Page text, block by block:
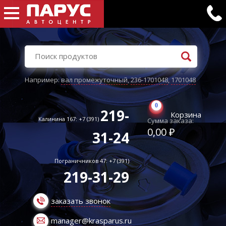
Например:вал промежуточный,236-1701048,1701048
Калинина 167: +7 (391) 219-
31-24
Пограничников 47: +7 (391)
219-31-29
заказать звонок
manager@krasparus.ru
0
Корзина
Сумма заказа:
0,00 ₽